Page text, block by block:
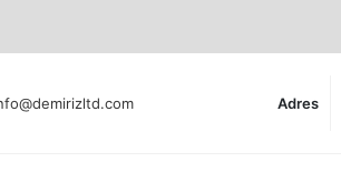
Adres